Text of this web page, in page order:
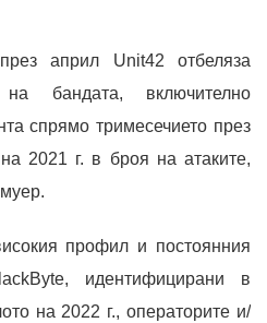
април Unit42 отбеляза
на бандата, включително
спрямо тримесечието през
2021 г. в броя на атаките,
профил и постоянния
идентифицирани в
на 2022 г., операторите и/